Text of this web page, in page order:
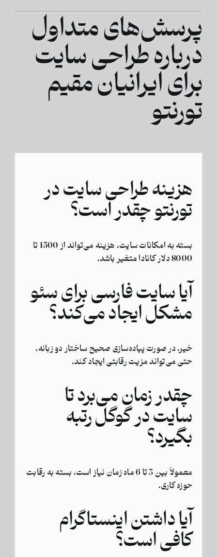
پرسش‌های متداول
درباره طراحی سایت
برای ایرانیان مقیم
تورنتو
هزینه طراحی سایت در
تورنتو چقدر است؟
بسته به امکانات سایت، هزینه می‌تواند از 1500 تا
8000 دلار کانادا متغیر باشد.
آیا سایت فارسی برای سئو
مشکل ایجاد می‌کند؟
خیر، در صورت پیاده‌سازی صحیح ساختار دو زبانه،
حتی می‌تواند مزیت رقابتی ایجاد کند.
چقدر زمان می‌برد تا
سایت در گوگل رتبه
بگیرد؟
معمولاً بین 3 تا 6 ماه زمان نیاز است، بسته به رقابت
حوزه کاری.
آیا داشتن اینستاگرام
کافی است؟